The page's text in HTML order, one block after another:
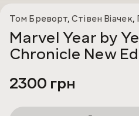
Том Бреворт,Стівен Віачек,
Marvel Year by
Chronicle New
2300 грн